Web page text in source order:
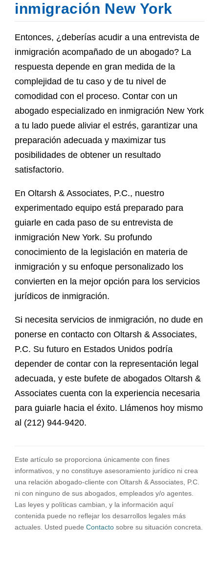
inmigración New York
Entonces, ¿deberías acudir a una entrevista de
inmigración acompañado de un abogado? La
respuesta depende en gran medida de la
complejidad de tu caso y de tu nivel de
comodidad con el proceso. Contar con un
abogado especializado en inmigración New York
a tu lado puede aliviar el estrés, garantizar una
preparación adecuada y maximizar tus
posibilidades de obtener un resultado
satisfactorio.
En Oltarsh & Associates, P.C., nuestro
experimentado equipo está preparado para
guiarle en cada paso de su entrevista de
inmigración New York. Su profundo
conocimiento de la legislación en materia de
inmigración y su enfoque personalizado los
convierten en la mejor opción para los servicios
jurídicos de inmigración.
Si necesita servicios de inmigración, no dude en
ponerse en contacto con Oltarsh & Associates,
P.C. Su futuro en Estados Unidos podría
depender de contar con la representación legal
adecuada, y este bufete de abogados Oltarsh &
Associates cuenta con la experiencia necesaria
para guiarle hacia el éxito. Llámenos hoy mismo
al (212) 944-9420.
Este artículo se proporciona únicamente con fines
informativos, y no constituye asesoramiento jurídico ni crea
una relación abogado-cliente con Oltarsh & Associates, P.C.
ni con ninguno de sus abogados, empleados y/o agentes.
Las leyes y políticas cambian, y la información aquí
contenida puede no reflejar los desarrollos legales más
actuales. Usted puede Contacto sobre su situación concreta.